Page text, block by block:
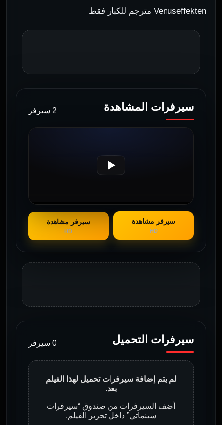
Venuseffekten مترجم للكبار فقط
سيرفرات المشاهدة 2 سيرفر
سيرفر مشاهدة
HD
سيرفر مشاهدة
HD
سيرفرات التحميل 0 سيرفر
لم يتم إضافة سيرفرات تحميل لهذا الفيلم
بعد.
أضف السيرفرات من صندوق “سيرفرات
سينماتي” داخل تحرير الفيلم.